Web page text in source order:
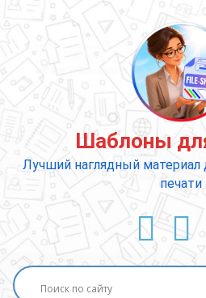
содержимому
Шаблоны
Лучший наглядный материал
печати